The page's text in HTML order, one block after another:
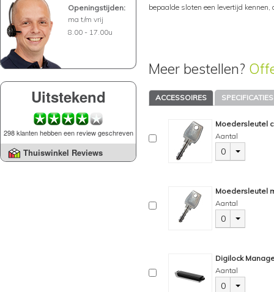
Openingstijden:
ma t/m vrij
8.00 - 17.00u
Uitstekend
298 klanten hebben een review geschreven
Thuiswinkel Reviews
bepaalde sloten een levertijd
Meer bestellen?
ACCESSOIRES SPECIFICATIES
Moedersleutel
Aantal
0
Moedersleutel
Aantal
0
Digilock
Aantal
0